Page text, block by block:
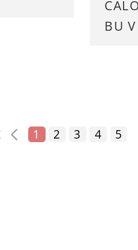
BU
1 2 3 4 5